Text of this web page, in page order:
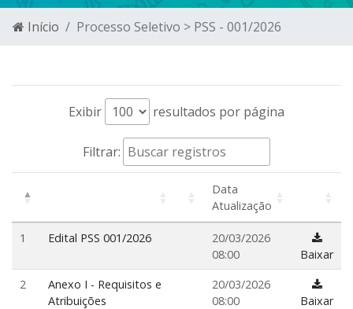
Início Processo Seletivo > PSS - 001/2026
Exibir resultados por página
Filtrar:
Data
Atualização
1 Edital PSS 001/2026
20/03/2026
08:00
Baixar
2
Anexo I - Requisitos e
Atribuições
20/03/2026
08:00
Baixar